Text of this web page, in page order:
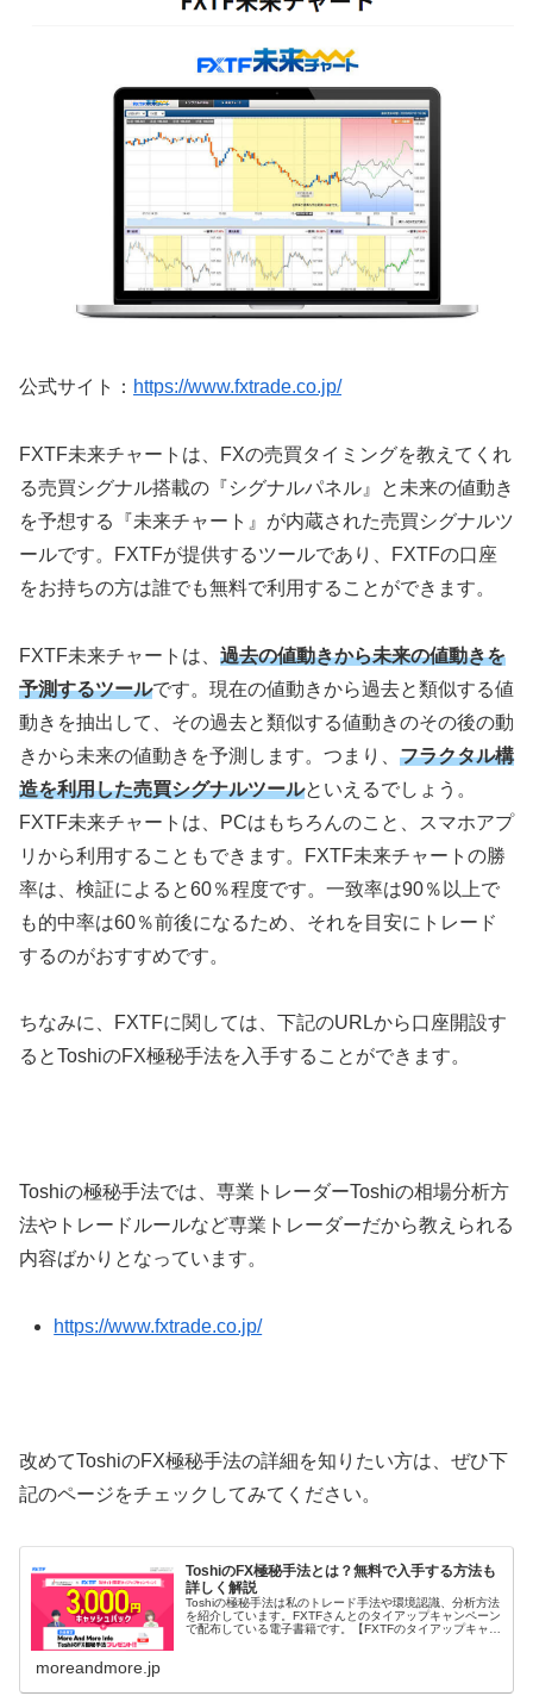
公式サイト： https://www.fxtrade.co.jp/
FXTF未来チャートは、 FXの売買タイミングを教えてくれ
る売買シグナル搭載の『シグナルパネル』と未来の値動き
を予想する『未来チャート』が内蔵された売買シグナルツ
ールです。
FXTFが提供するツールであり、 FXTFの口座
をお持ちの方は誰でも無料で利用することができます。
FXTF未来チャートは、 過去の値動きから未来の値動きを
予測するツールです。現在の値動きから過去と類似する値
動きを抽出して、その過去と類似する値動きのその後の動
きから未来の値動きを予測します。つまり、 フラクタル構
造を利用した売買シグナルツールといえるでしょう。
FXTF未来チャートは、 PCはもちろんのこと、スマホアプ
リから利用することもできます。
FXTF未来チャートの勝
率は、検証によると60％程度です。一致率は90％以上で
も的中率は60％前後になるため、それを目安にトレード
するのがおすすめです。
ちなみに、FXTFに関しては、下記のURLから口座開設す
るとToshiのFX極秘手法を入手することができます。
Toshiの極秘手法では、専業トレーダーToshiの相場分析方
法やトレードルールなど専業トレーダーだから教えられる
内容ばかりとなっています。
https://www.fxtrade.co.jp/
改めてToshiのFX極秘手法の詳細を知りたい方は、ぜひ下
記のページをチェックしてみてください。
ToshiのFX極秘手法とは？無料で入手する方法も
詳しく解説
Toshiの極秘手法は私のトレード手法や環境認識、分析方法
を紹介しています。FXTFさんとのタイアップキャンペーン
で配布している電子書籍です。【FXTFのタイアップキャン
moreandmore.jp